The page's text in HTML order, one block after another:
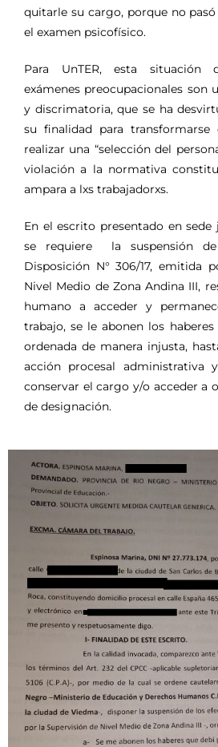
quitarle su cargo, porque no
el examen psicofísico.
Para UnTER, esta situación
exámenes preocupacionales son
y discrimatoria, que se ha
su finalidad para transformarse
realizar una “selección del
violación a la normativa
ampara a lxs trabajadorxs.
En el escrito presentado en
se requiere la suspensión
Disposición N° 306/17, emitida
Nivel Medio de Zona Andina III,
humano a acceder y
trabajo, se le abonen los
ordenada de manera injusta,
acción procesal administrativa
conservar el cargo y/o acceder a
de designación.